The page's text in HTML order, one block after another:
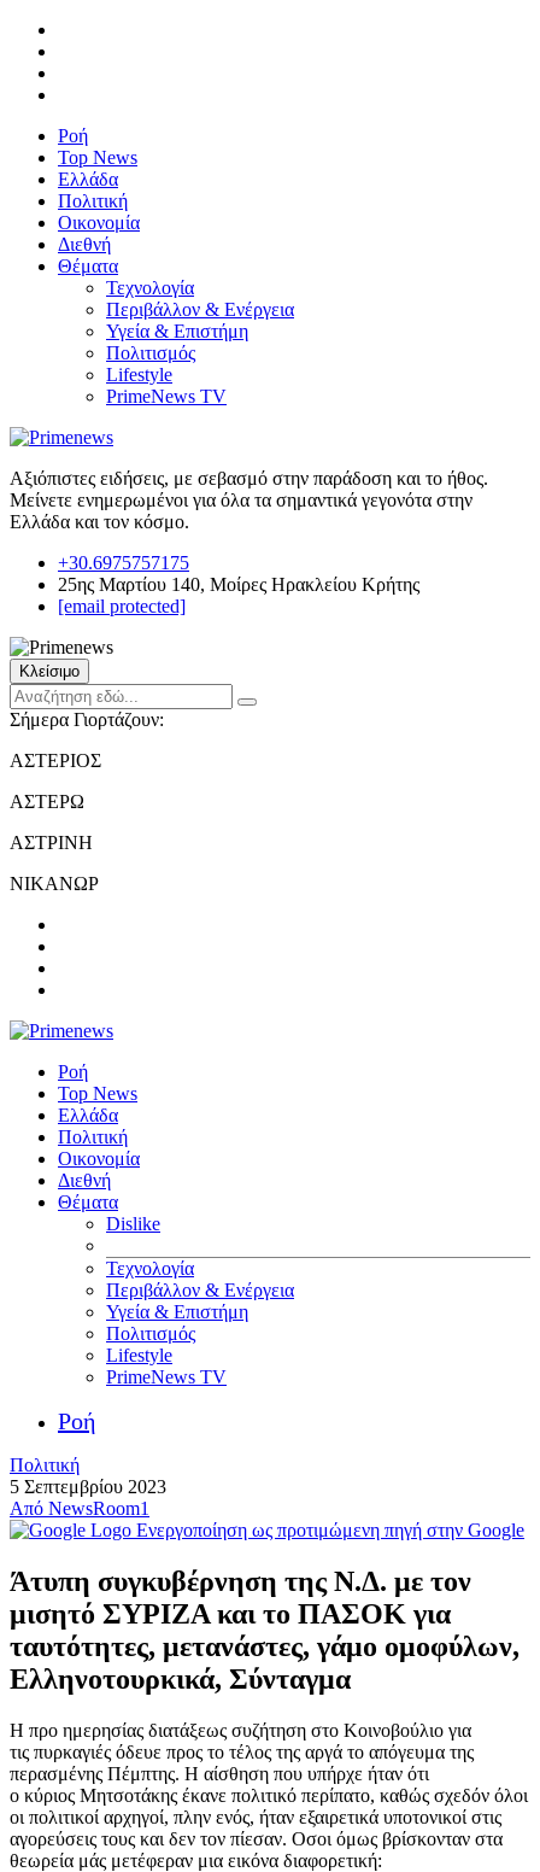
Ροή
Top News
Ελλάδα
Πολιτική
Οικονομία
Διεθνή
Θέματα
Τεχνολογία
Περιβάλλον & Ενέργεια
Υγεία & Επιστήμη
Πολιτισμός
Lifestyle
PrimeNews TV
Αξιόπιστες ειδήσεις, με σεβασμό στην παράδοση και το ήθος.
Μείνετε ενημερωμένοι για όλα τα σημαντικά γεγονότα στην
Ελλάδα και τον κόσμο.
+30.6975757175
25ης Μαρτίου 140, Μοίρες Ηρακλείου Κρήτης
[email protected]
Κλείσιμο
Σήμερα Γιορτάζουν:
ΑΣΤΕΡΙΟΣ
ΑΣΤΕΡΩ
ΑΣΤΡΙΝΗ
ΝΙΚΑΝΩΡ
Ροή
Top News
Ελλάδα
Πολιτική
Οικονομία
Διεθνή
Θέματα
Dislike
Τεχνολογία
Περιβάλλον & Ενέργεια
Υγεία & Επιστήμη
Πολιτισμός
Lifestyle
PrimeNews TV
Ροή
Πολιτική
5 Σεπτεμβρίου 2023
Από NewsRoom1
Ενεργοποίηση ως προτιμώμενη πηγή στην Google
Άτυπη συγκυβέρνηση της Ν.Δ. με τον
μισητό ΣΥΡΙΖΑ και το ΠΑΣΟΚ για
ταυτότητες, μετανάστες, γάμο ομοφύλων,
Ελληνοτουρκικά, Σύνταγμα
Η προ ημερησίας διατάξεως συζήτηση στο Κοινοβούλιο για
τις πυρκαγιές όδευε προς το τέλος της αργά το απόγευμα της
περασμένης Πέμπτης. Η αίσθηση που υπήρχε ήταν ότι
ο κύριος Μητσοτάκης έκανε πολιτικό περίπατο, καθώς σχεδόν όλοι
οι πολιτικοί αρχηγοί, πλην ενός, ήταν εξαιρετικά υποτονικοί στις
αγορεύσεις τους και δεν τον πίεσαν. Οσοι όμως βρίσκονταν στα
θεωρεία μάς μετέφεραν μια εικόνα διαφορετική: